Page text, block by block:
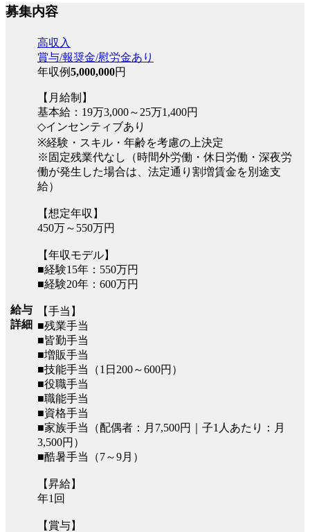
募集内容
給与
詳細
高収入
賞与/報奨金/慰労金あり
年収例5,000,000円
【月給制】
基本給：19万3,000～25万1,400円
◇インセンティブあり
※経験・スキル・年齢を考慮の上決定
※固定残業代なし（時間外労働・休日労働・深夜労
働が発生した場合は、法定通り割増賃金を別途支
給）
【想定年収】
450万～550万円
【年収モデル】
■経験15年：550万円
■経験20年：600万円
【手当】
■残業手当
■皆勤手当
■増販手当
■技能手当（1日200～600円）
■役職手当
■職能手当
■資格手当
■家族手当（配偶者：月7,500円｜子1人あたり：月
3,500円）
■酷暑手当（7～9月）
【昇給】
年1回
【賞与】